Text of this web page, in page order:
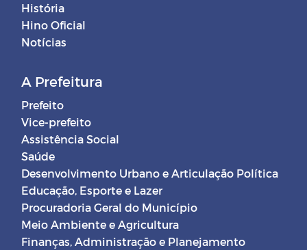
História
Hino Oficial
Notícias
A Prefeitura
Prefeito
Vice-prefeito
Assistência Social
Saúde
Desenvolvimento Urbano e Articulação Política
Educação, Esporte e Lazer
Procuradoria Geral do Município
Meio Ambiente e Agricultura
Finanças, Administração e Planejamento